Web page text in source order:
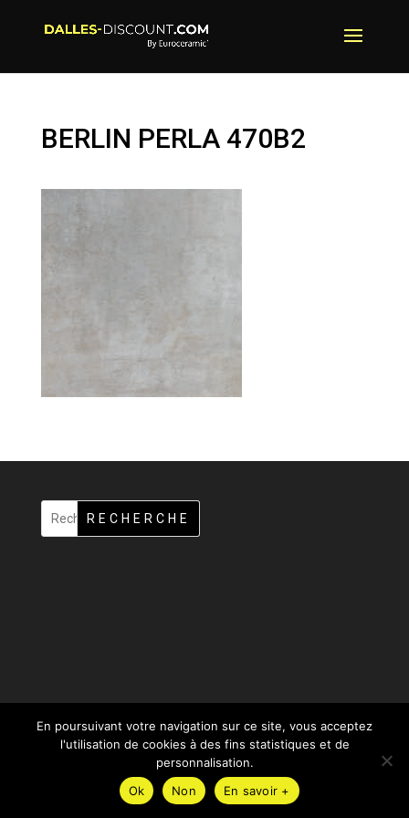
BERLIN PERLA 470B2
RECHERCHE
Elegant Themes | Propulsé parWordPress
En poursuivant votre navigation sur ce site, vous acceptez
l'utilisation de cookies à des fins statistiques et de
personnalisation.
Ok
Non En savoir +